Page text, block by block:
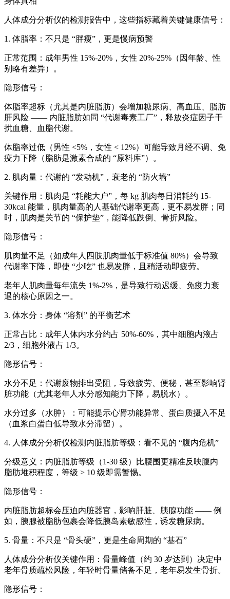
人体成分分析仪的检测报告中，这些指标藏着关键健康信号：
1. 体脂率：不只是 “胖瘦”，更是慢病预警
正常范围：成年男性 15%-20%，女性 20%-25%（因年龄、性
别略有差异）。
隐形信号：
体脂率超标（尤其是内脏脂肪）会增加糖尿病、高血压、脂肪
肝风险 —— 内脏脂肪如同 “代谢毒素工厂”，释放炎症因子干
扰血糖、血脂代谢。
体脂率过低（男性 <5%，女性 < 12%）可能导致月经不调、免
疫力下降（脂肪是激素合成的 “原料库”）。
2. 肌肉量：代谢的 “发动机”，衰老的 “防火墙”
关键作用：肌肉是 “耗能大户”，每 kg 肌肉每日消耗约 15-
30kcal 能量，肌肉量高的人基础代谢率更高，更不易发胖；同
时，肌肉是关节的 “保护垫”，能降低跌倒、骨折风险。
隐形信号：
肌肉量不足（如成年人四肢肌肉量低于标准值 80%）会导致
代谢率下降，即使 “少吃” 也易发胖，且稍活动即疲劳。
老年人肌肉量每年流失 1%-2%，是导致行动迟缓、免疫力衰
退的核心原因之一。
3. 体水分：身体 “溶剂” 的平衡艺术
正常占比：成年人体内水分约占 50%-60%，其中细胞内液占
2/3，细胞外液占 1/3。
隐形信号：
水分不足：代谢废物排出受阻，导致疲劳、便秘，甚至影响肾
脏功能（尤其老年人水分感知能力下降，易脱水）。
水分过多（水肿）：可能提示心肾功能异常、蛋白质摄入不足
（血浆白蛋白低导致水分滞留）。
4. 人体成分分析仪检测 内脏脂肪等级：看不见的 “腹内危机”
分级意义：内脏脂肪等级（1-30 级）比腰围更精准反映腹内
脂肪堆积程度，等级 > 10 级即需警惕。
隐形信号：
内脏脂肪超标会压迫内脏器官，影响肝脏、胰腺功能 —— 例
如，胰腺被脂肪包裹会降低胰岛素敏感性，诱发糖尿病。
5. 骨量：不只是 “骨头硬”，更是生命周期的 “基石”
人体成分分析仪关键作用：骨量峰值（约 30 岁达到）决定中
老年骨质疏松风险，年轻时骨量储备不足，老年易发生骨折。
隐形信号：